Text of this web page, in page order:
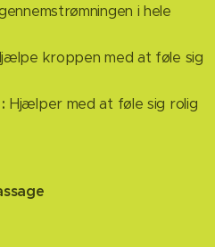
i hele
kroppen med at føle sig
Hjælper med at føle sig rolig